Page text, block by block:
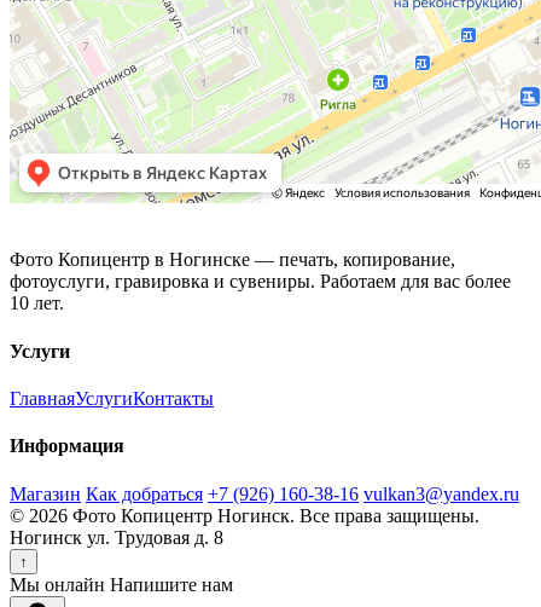
Фото Копицентр в Ногинске — печать, копирование,
фотоуслуги, гравировка и сувениры. Работаем для вас более
10 лет.
Услуги
ГлавнаяУслугиКонтакты
Информация
Магазин Как добраться +7 (926) 160-38-16 vulkan3@yandex.ru
© 2026 Фото Копицентр Ногинск. Все права защищены.
Ногинск ул. Трудовая д. 8
↑
Мы онлайн Напишите нам